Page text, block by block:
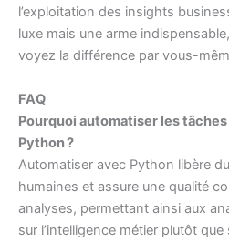
l’exploitation des insights
luxe mais une arme
voyez la différence par vous-
FAQ
Pourquoi automatiser les
Python ?
Automatiser avec Python libère
humaines et assure une qualité
analyses, permettant ainsi aux
sur l’intelligence métier plutôt que